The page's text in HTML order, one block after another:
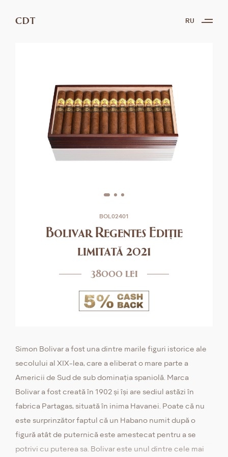
CDT RU
BOL02401
Bolivar Regentes Ediție
limitată 2021
38000 lei
Simon Bolivar a fost una dintre marile figuri istorice ale
secolului al XIX-lea, care a eliberat o mare parte a
Americii de Sud de sub dominația spaniolă. Marca
Bolivar a fost creată în 1902 și își are sediul astăzi în
fabrica Partagas, situată în inima Havanei. Poate că nu
este surprinzător faptul că un Habano numit după o
figură atât de puternică este amestecat pentru a se
potrivi cu puterea sa. Bolivar este unul dintre cele mai